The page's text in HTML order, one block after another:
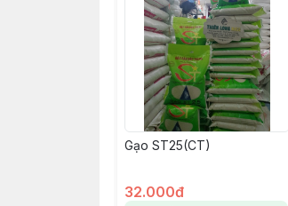
Gạo ST25(CT)
32.000đ